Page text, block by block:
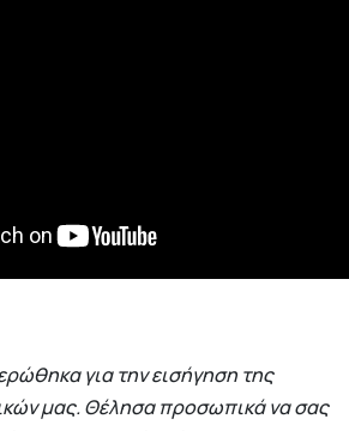
για την εισήγηση της
μας. Θέλησα προσωπικά να σας